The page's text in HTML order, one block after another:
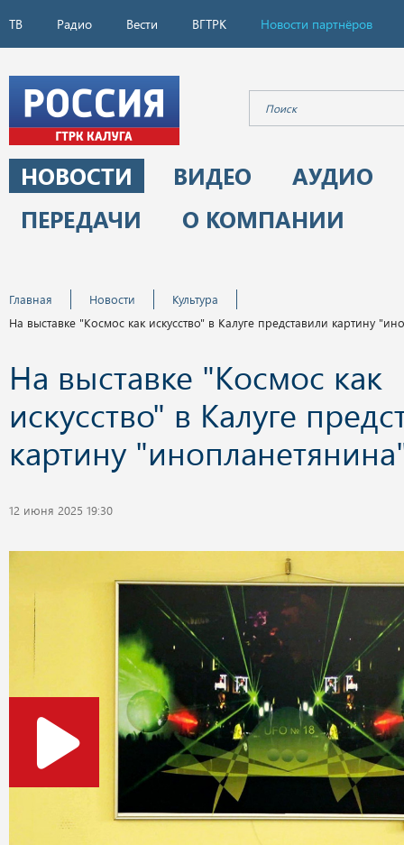
ТВ Радио Вести ВГТРК Новости партнёров
НОВОСТИ ВИДЕО
АУДИО
ПЕРЕДАЧИ
О КОМПАНИИ
Главная Новости
Культура
На выставке "Космос как искусство" в Калуге представили картину
На выставке "Космос как
искусство" в Калуге
картину
12 июня 2025 19:30